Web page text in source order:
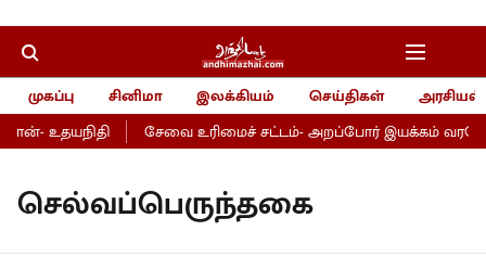
முகப்பு சினிமா இலக்கியம் செய்திகள்
அரசியல்
உதயநிதி
சேவை உரிமைச் சட்டம்- அறப்போர் இயக்கம்
செல்வப்பெருந்தகை